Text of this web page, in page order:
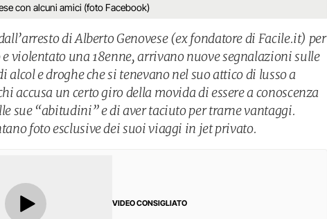
con alcuni amici (foto Facebook)
di Alberto Genovese (ex fondatore di Facile.it) per
violentato una 18enne, arrivano nuove segnalazioni sulle
alcol e droghe che si tenevano nel suo attico di lusso a
accusa un certo giro della movida di essere a conoscenza
sue “abitudini” e di aver taciuto per trarne vantaggi.
foto esclusive dei suoi viaggi in jet privato.
VIDEO CONSIGLIATO